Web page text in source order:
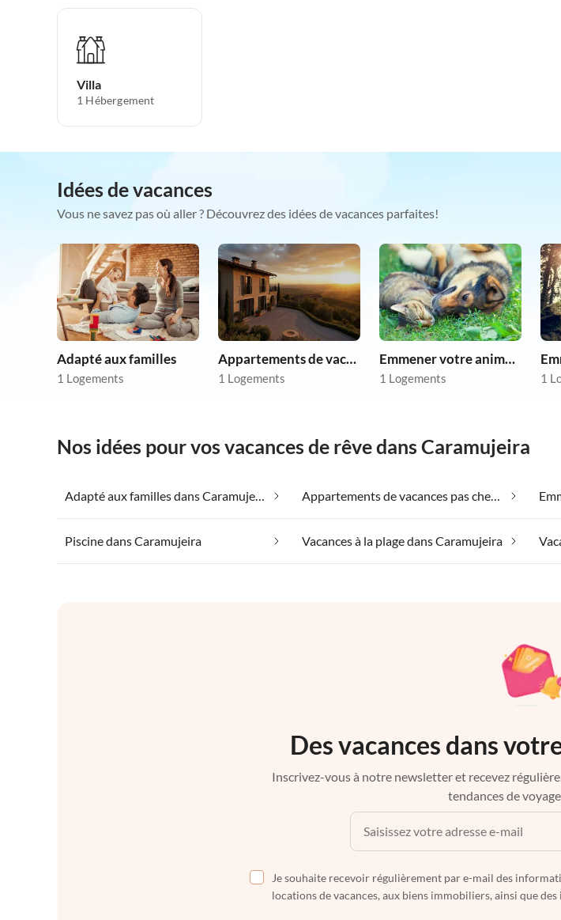
Villa
1 Hébergement
Idées de vacances
Vous ne savez pas où aller ? Découvrez des idées de vacances parfaites!
Adapté aux familles
1 Logements
Appartements de vacances pas chers
1 Logements
Emmener votre animal en vacances
1 Logements 1
Nos idées pour vos vacances de rêve dans Caramujeira
Adapté aux familles dans Caramujeira Appartements de vacances pas chers dans Caramujeira
Piscine dans Caramujeira Vacances à la plage dans Caramujeira
Des vacances dans
Inscrivez-vous à notre newsletter et recevez
tendances de
Je souhaite recevoir régulièrement par e-mail des
locations de vacances, aux biens immobiliers, ainsi que des